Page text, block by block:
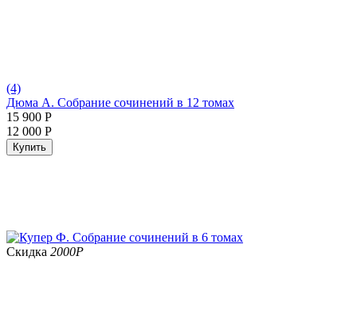
(4)
Дюма А. Собрание сочинений в 12 томах
15 900 Р
12 000 Р
Купить
Скидка 2000Р